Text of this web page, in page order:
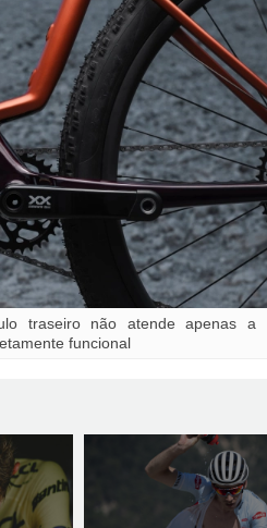
traseiro não atende apenas a
funcional